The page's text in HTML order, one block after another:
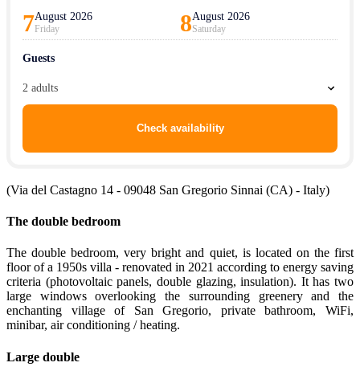
7August 2026
Friday 8August 2026
Saturday
Guests
2 adults
Check availability
(Via del Castagno 14 - 09048 San Gregorio Sinnai (CA) - Italy)
The double bedroom
The double bedroom, very bright and quiet, is located on the first
floor of a 1950s villa - renovated in 2021 according to energy saving
criteria (photovoltaic panels, double glazing, insulation). It has two
large windows overlooking the surrounding greenery and the
enchanting village of San Gregorio, private bathroom, WiFi,
minibar, air conditioning / heating.
Large double